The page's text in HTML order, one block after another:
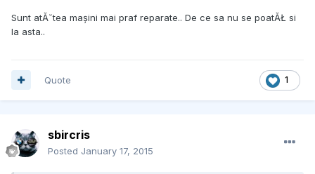
Sunt atĂ˘tea mașini mai praf reparate.. De ce sa nu se poatĂŁ si
la asta..
1
Quote
sbircris
Posted January 17, 2015